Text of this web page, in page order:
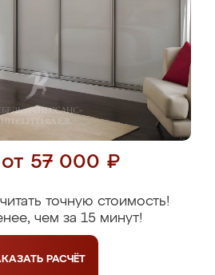
57 000 ₽
точную стоимость!
чем за 15 минут!
РАСЧЁТ